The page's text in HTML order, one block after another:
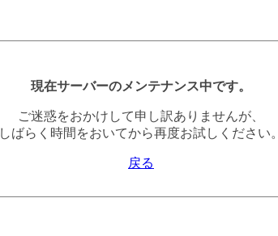
現在サーバーのメンテナンス中です。
ご迷惑をおかけして申し訳ありませんが、
しばらく時間をおいてから再度お試しください。
戻る